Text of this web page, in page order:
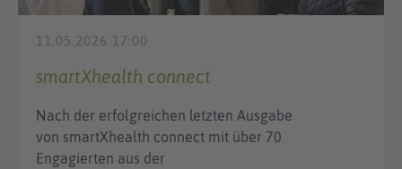
11.05.2026 17:00
smartXhealth connect
Nach der erfolgreichen letzten Ausgabe
von smartXhealth connect mit über 70
Engagierten aus der